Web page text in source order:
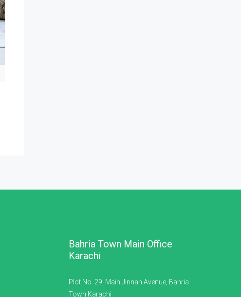
Bahria Town Main Office
Karachi
Plot No. 29, Main Jinnah Avenue, Bahria
Town Karachi